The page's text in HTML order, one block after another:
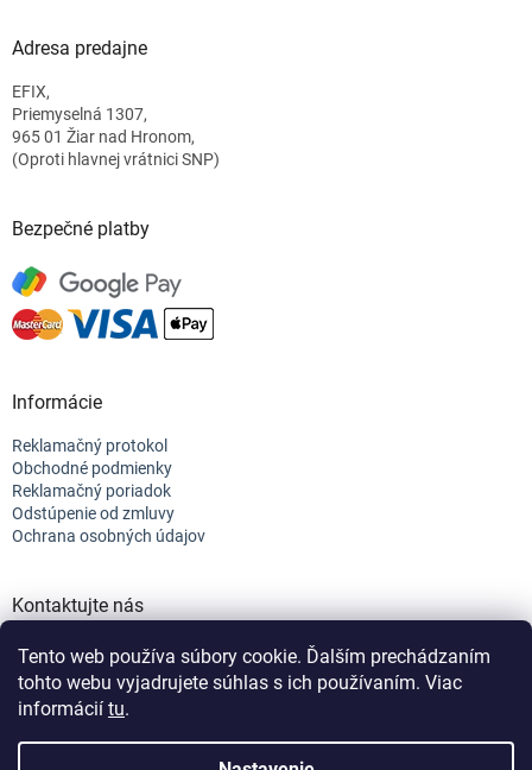
Tento web používa súbory cookie. Ďalším prechádzaním
tohto webu vyjadrujete súhlas s ich používaním. Viac
informácií tu.
Adresa predajne
EFIX,
Priemyselná 1307,
965 01 Žiar nad Hronom,
(Oproti hlavnej vrátnici SNP)
Bezpečné platby
Informácie
Reklamačný protokol
Obchodné podmienky
Reklamačný poriadok
Odstúpenie od zmluvy
Ochrana osobných údajov
Kontaktujte nás
+421 944 682 154
info@efix.top